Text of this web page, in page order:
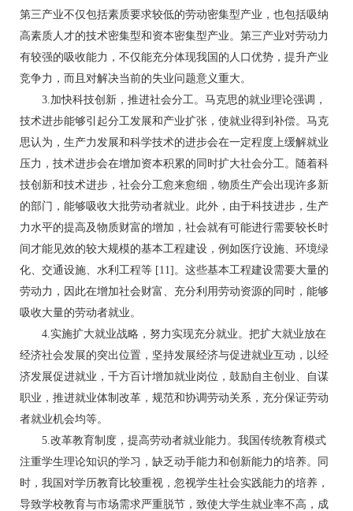
第三产业不仅包括素质要求较低的劳动密集型产业，也包括吸纳
高素质人才的技术密集型和资本密集型产业。第三产业对劳动力
有较强的吸收能力，不仅能充分体现我国的人口优势，提升产业
竞争力，而且对解决当前的失业问题意义重大。
3.加快科技创新，推进社会分工。马克思的就业理论强调，
技术进步能够引起分工发展和产业扩张，使就业得到补偿。马克
思认为，生产力发展和科学技术的进步会在一定程度上缓解就业
压力，技术进步会在增加资本积累的同时扩大社会分工。随着科
技创新和技术进步，社会分工愈来愈细，物质生产会出现许多新
的部门，能够吸收大批劳动者就业。此外，由于科技进步，生产
力水平的提高及物质财富的增加，社会就有可能进行需要较长时
间才能见效的较大规模的基本工程建设，例如医疗设施、环境绿
化、交通设施、水利工程等 [11]。这些基本工程建设需要大量的
劳动力，因此在增加社会财富、充分利用劳动资源的同时，能够
吸收大量的劳动者就业。
4.实施扩大就业战略，努力实现充分就业。把扩大就业放在
经济社会发展的突出位置，坚持发展经济与促进就业互动，以经
济发展促进就业，千方百计增加就业岗位，鼓励自主创业、自谋
职业，推进就业体制改革，规范和协调劳动关系，充分保证劳动
者就业机会均等。
5.改革教育制度，提高劳动者就业能力。我国传统教育模式
注重学生理论知识的学习，缺乏动手能力和创新能力的培养。同
时，我国对学历教育比较重视，忽视学生社会实践能力的培养，
导致学校教育与市场需求严重脱节，致使大学生就业率不高，成